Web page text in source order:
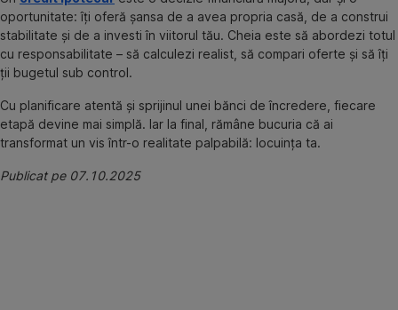
oportunitate: îți oferă șansa de a avea propria casă, de a construi
stabilitate și de a investi în viitorul tău. Cheia este să abordezi totul
cu responsabilitate – să calculezi realist, să compari oferte și să îți
ții bugetul sub control.
Cu planificare atentă și sprijinul unei bănci de încredere, fiecare
etapă devine mai simplă. Iar la final, rămâne bucuria că ai
transformat un vis într-o realitate palpabilă: locuința ta.
Publicat pe 07.10.2025